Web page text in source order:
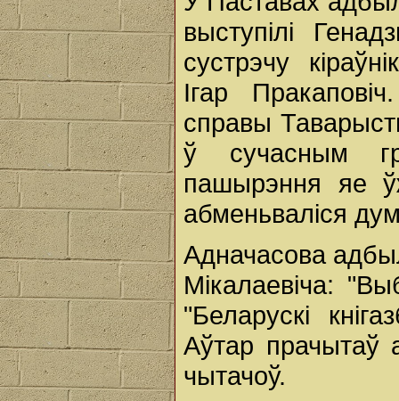
выступілі
сустрэчу
Ігар
справы
ў сучасным
пашырэння яе
абменьваліся
Адначасова
Мікалаевіча:
"Беларускі
Аўтар прачытаў
чытачоў.